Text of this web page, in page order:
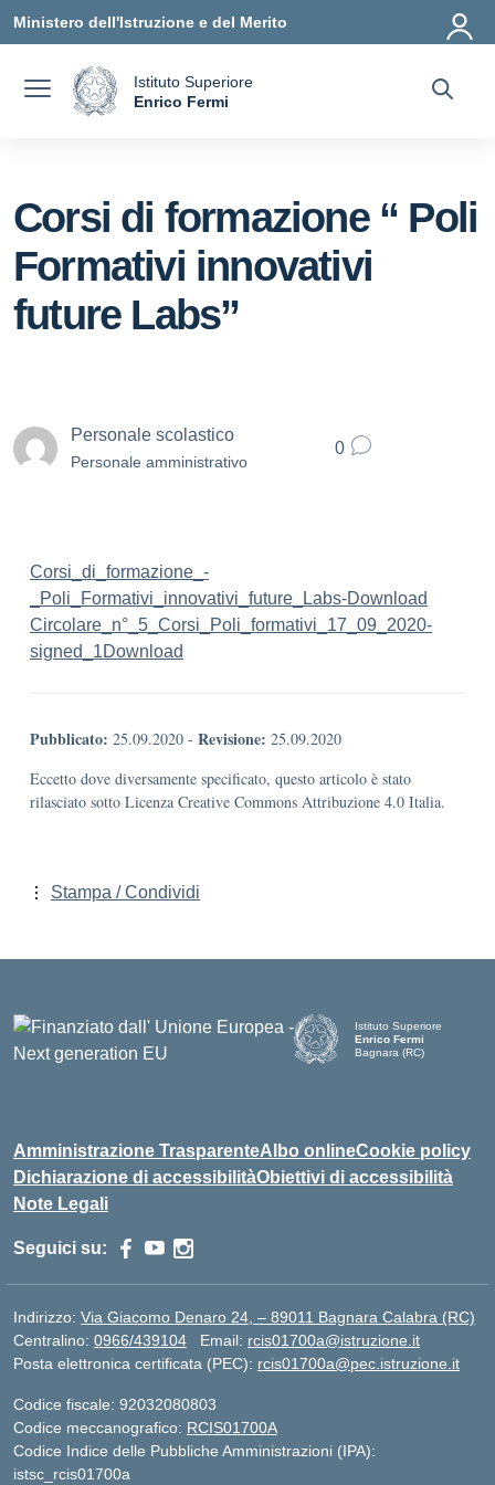
Ministero dell'Istruzione e del Merito
Istituto Superiore
Enrico Fermi
Corsi di formazione “ Poli
Formativi innovativi
future Labs”
Personale scolastico
Personale amministrativo
0
Corsi_di_formazione_-
_Poli_Formativi_innovativi_future_Labs-Download
Circolare_n°_5_Corsi_Poli_formativi_17_09_2020-
signed_1Download
Pubblicato: 25.09.2020 - Revisione: 25.09.2020
Eccetto dove diversamente specificato, questo articolo è stato
rilasciato sotto Licenza Creative Commons Attribuzione 4.0 Italia.
Stampa / Condividi
Istituto Superiore
Enrico Fermi
Bagnara (RC)
Amministrazione TrasparenteAlbo onlineCookie policy
Dichiarazione di accessibilitàObiettivi di accessibilità
Note Legali
Seguici su:
Indirizzo: Via Giacomo Denaro 24, – 89011 Bagnara Calabra (RC)
Centralino: 0966/439104 Email: rcis01700a@istruzione.it
Posta elettronica certificata (PEC): rcis01700a@pec.istruzione.it
Codice fiscale: 92032080803
Codice meccanografico: RCIS01700A
Codice Indice delle Pubbliche Amministrazioni (IPA):
istsc_rcis01700a